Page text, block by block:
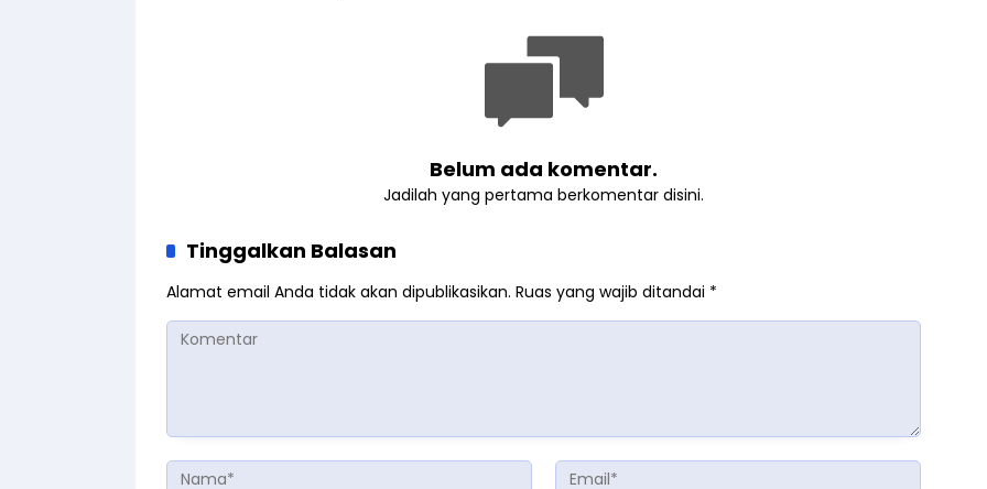
Belum ada komentar.
Jadilah yang pertama berkomentar disini.
Tinggalkan Balasan
Alamat email Anda tidak akan dipublikasikan. Ruas yang wajib ditandai *